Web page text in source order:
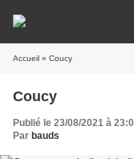
Accueil » Coucy
Coucy
Publié le 23/08/2021 à
Par bauds